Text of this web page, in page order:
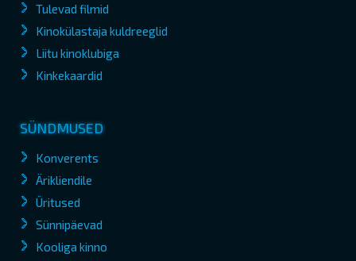
Tulevad filmid
Kinokülastaja kuldreeglid
Liitu kinoklubiga
Kinkekaardid
SÜNDMUSED
Konverents
Ärikliendile
Üritused
Sünnipäevad
Kooliga kinno